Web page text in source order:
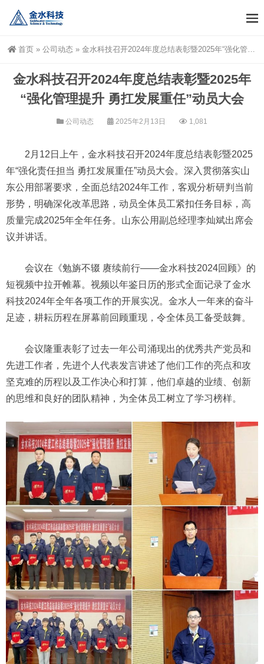
首页 » 公司动态 » 金水科技召开2024年度总结表彰暨2025年“强化管理提升 勇扛发展重任”动员大会
金水科技召开2024年度总结表彰暨2025年
“强化管理提升 勇扛发展重任”动员大会
公司动态 2025年2月13日 1,081
2月12日上午，金水科技召开2024年度总结表彰暨2025
年“强化责任担当 勇扛发展重任”动员大会。深入贯彻落实山
东公用部署要求，全面总结2024年工作，客观分析研判当前
形势，明确深化改革思路，动员全体员工紧扣任务目标，高
质量完成2025年全年任务。山东公用副总经理李灿斌出席会
议并讲话。
会议在《勉旃不辍 赓续前行——金水科技2024回顾》的
短视频中拉开帷幕。视频以年鉴日历的形式全面记录了金水
科技2024年全年各项工作的开展实况。金水人一年来的奋斗
足迹，耕耘历程在屏幕前回顾重现，令全体员工备受鼓舞。
会议隆重表彰了过去一年公司涌现出的优秀共产党员和
先进工作者，先进个人代表发言讲述了他们工作的亮点和攻
坚克难的历程以及工作决心和打算，他们卓越的业绩、创新
的思维和良好的团队精神，为全体员工树立了学习榜样。